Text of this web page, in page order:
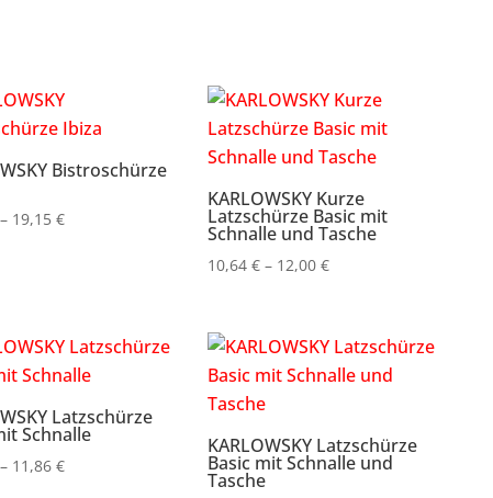
Bistroschürze
– 19,15€Preisspanne:
KARLOWSKY Kurze
Latzschürze Basic mit
Schnalle und Tasche
10,64€ – 12,00€Preisspanne:
12,00 €
Latzschürze
Schnalle
– 11,86€Preisspanne:
KARLOWSKY Latzschürze
Basic mit Schnalle und
Tasche